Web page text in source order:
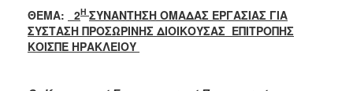
2017
2016
2015
ΘΕΜΑ:
2Η ΣΥΝΑΝΤΗΣΗ ΟΜΑΔΑΣ ΕΡΓΑΣΙΑΣ ΓΙΑ
ΣΥΣΤΑΣΗ ΠΡΟΣΩΡΙΝΗΣ ΔΙΟΙΚΟΥΣΑΣ ΕΠΙΤΡΟΠΗΣ
ΚΟΙΣΠΕ ΗΡΑΚΛΕΙΟΥ